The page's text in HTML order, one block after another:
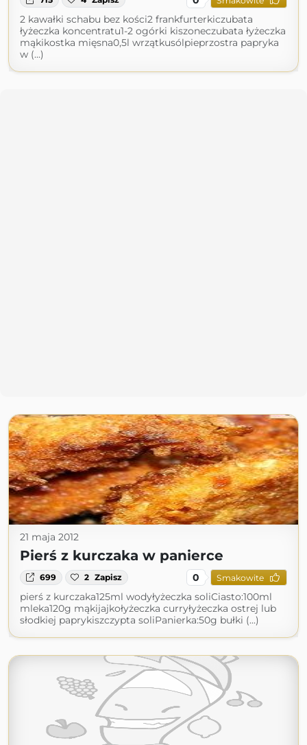
2 kawałki schabu bez kości2 frankfurterkiczubata
łyżeczka koncentratu1-2 ogórki kiszoneczubata łyżeczka
mąkikostka mięsna0,5l wrzątkusólpieprzostra papryka
w (...)
21 maja 2012
Pierś z kurczaka w panierce
699 2 Zapisz 0 Smakowite
pierś z kurczaka125ml wodyłyżeczka soliCiasto:100ml
mleka120g mąkijajkołyżeczka curryłyżeczka ostrej lub
słodkiej paprykiszczypta soliPanierka:50g bułki (...)